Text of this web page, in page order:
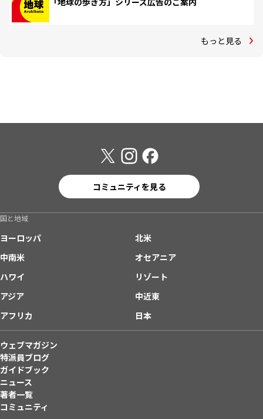
もっと見る
コミュニティを見る
国と地域
ヨーロッパ
北米
中南米
オセアニア
ハワイ
リゾート
アジア
中近東
アフリカ
日本
ウェブマガジン
特派員ブログ
ガイドブック
ニュース
著者一覧
コミュニティ